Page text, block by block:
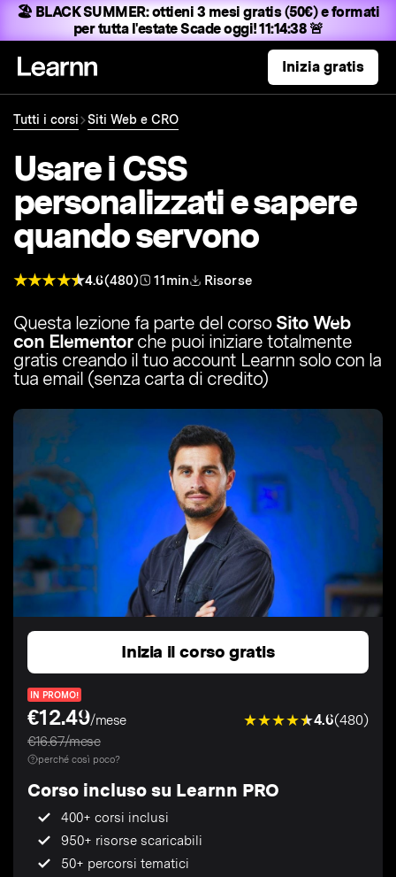
🏖️ BLACK SUMMER:ottieni 3 mesi gratis (50€) e formati
per tutta l'estateScade oggi! 11:14:37 🚨
Inizia gratis
Tutti i corsi Siti Web e CRO
Usare i CSS
personalizzati e sapere
quando servono
4.6(480) 11min Risorse
Questa lezione fa parte del corso Sito Web
con Elementorche puoi iniziare totalmente
gratis creando il tuo account Learnn solo con la
tua email (senza carta di credito)
Inizia il corso gratis
IN PROMO!
€12.49/mese
€16.67/mese
4.6(480)
perché così poco?
Corso incluso su Learnn PRO
400+ corsi inclusi
950+ risorse scaricabili
50+ percorsi tematici